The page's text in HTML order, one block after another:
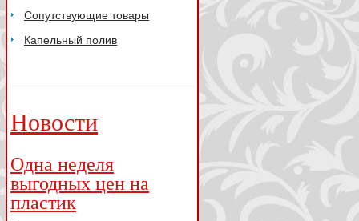
Сопутствующие товары
Капельный полив
Новости
Одна неделя
выгодных цен на
пластик